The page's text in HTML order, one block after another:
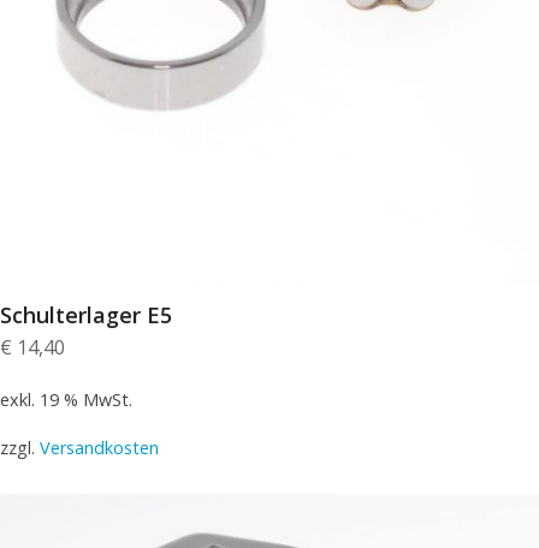
Schulterlager E5
€ 14,40
exkl. 19 % MwSt.
zzgl. Versandkosten